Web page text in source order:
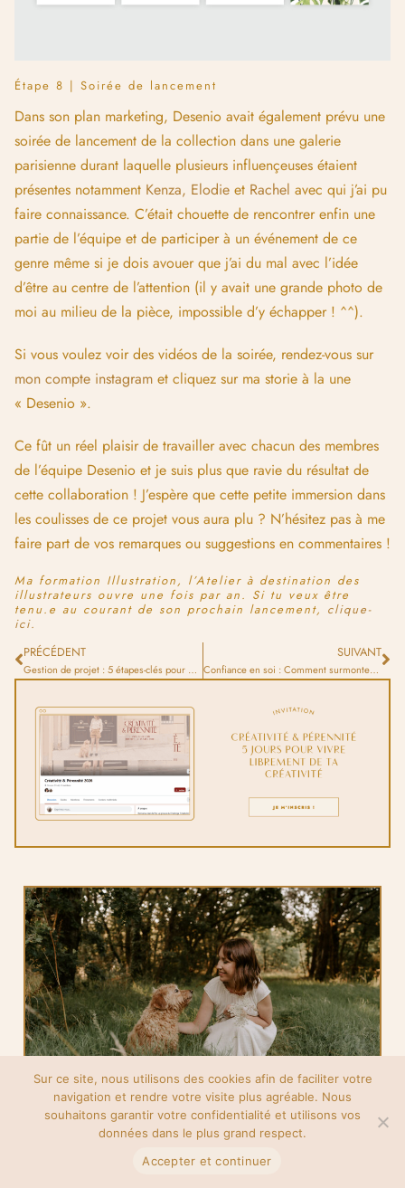
cette collaboration ! J’espère que cette petite immersion dans
les coulisses de ce projet vous aura plu ? N’hésitez pas à me
faire part de vos remarques ou suggestions en commentaires !
Ma formation Illustration, l’Atelier à destination des
illustrateurs ouvre une fois par an. Si tu veux être
tenu.e au courant de son prochain lancement,
clique-
ici.
PRÉCÉDENT
Gestion de projet : 5 étapes-clés pour gérer un long projet d’illustration à la perfection
SUIVANT
HELLO, MOI C’EST ËLODIE
(et cette boule de poils c’est Lennon).
avec le monde, et mon rôle est de t’aider à vivre de ta
créativité.
EN SAVOIR PLUS
MES PROGRAMMES
Sur ce site, nous utilisons des cookies afin de faciliter votre
navigation et rendre votre visite plus agréable. Nous
souhaitons garantir votre confidentialité et utilisons vos
données dans le plus grand respect.
Accepter et continuer